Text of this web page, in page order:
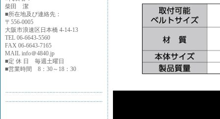
柴田 潔
■所在地及び連絡先：
〒556-0005
大阪市浪速区日本橋 4-14-13
TEL 06-6643-5560
FAX 06-6643-7165
MAIL info＠4840.jp
■定 休 日 毎週土曜日
■営業時間 8：30～18：30